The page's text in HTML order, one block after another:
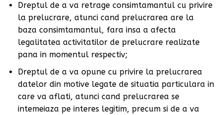
Dreptul de a va retrage consimtamantul cu privire
la prelucrare, atunci cand prelucrarea are la
baza consimtamantul, fara insa a afecta
legalitatea activitatilor de prelucrare realizate
pana in momentul respectiv;
Dreptul de a va opune cu privire la prelucrarea
datelor din motive legate de situatia particulara in
care va aflati, atunci cand prelucrarea se
intemeiaza pe interes legitim, precum si de a va